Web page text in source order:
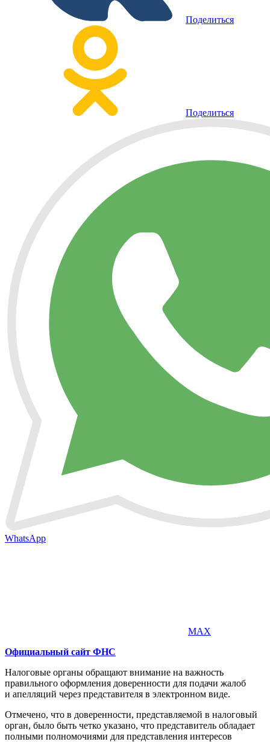
Поделиться
Поделиться
WhatsApp
MAX
Официальный сайт ФНС
Налоговые органы обращают внимание на важность
правильного оформления доверенности для подачи жалоб
и апелляций через представителя в электронном виде.
Отмечено, что в доверенности, представляемой в налоговый
орган, было быть четко указано, что представитель обладает
полными полномочиями для представления интересов